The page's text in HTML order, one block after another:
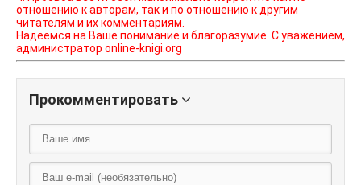
отношению к авторам, так и по отношению к другим
читателям и их комментариям.
Надеемся на Ваше понимание и благоразумие. С уважением,
администратор online-knigi.org
Прокомментировать